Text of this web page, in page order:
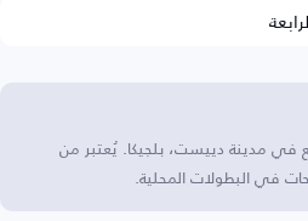
دييست (-2025) يقع في مدينة دييست، بلجيكا. يُعتبر من
في البطولات المحلية.